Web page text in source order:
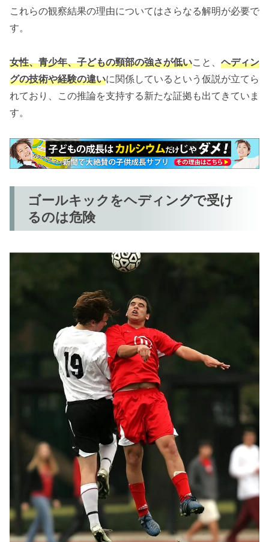
これらの観察結果の理由についてはさらなる解明が必要で
す。
女性、青少年、子どもの頸部の強さが低いこと、 ヘディン
グの技術や経験の違いに関係しているという仮説が立てら
れており、この推論を支持する新たな証拠も出てきていま
す。
ゴールキックをヘディングで受け
るのは危険